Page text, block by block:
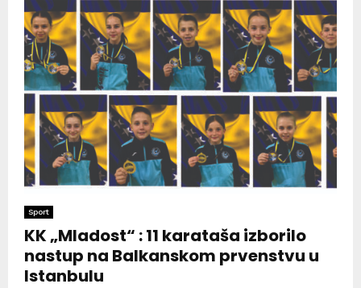
Sport
KK „Mladost“ : 11 karataša izborilo
nastup na Balkanskom prvenstvu u
Istanbulu